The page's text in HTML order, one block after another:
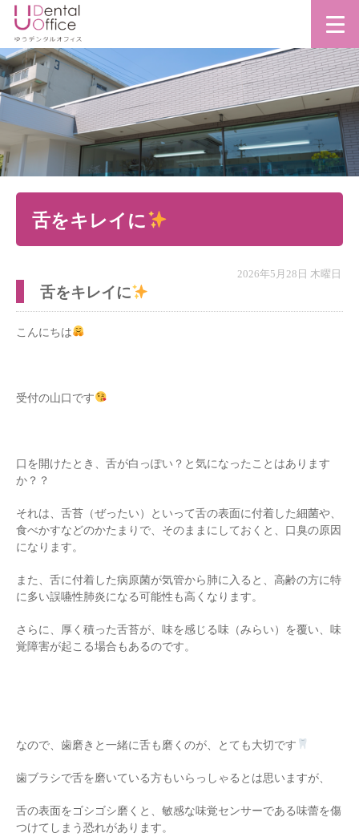
舌をキレイに
2026年5月28日 木曜日
舌をキレイに
こんにちは
受付の山口です
口を開けたとき、舌が白っぽい？と気になったことはあります
か？？
それは、舌苔（ぜったい）といって舌の表面に付着した細菌や、
食べかすなどのかたまりで、そのままにしておくと、口臭の原因
になります。
また、舌に付着した病原菌が気管から肺に入ると、高齢の方に特
に多い誤嚥性肺炎になる可能性も高くなります。
さらに、厚く積った舌苔が、味を感じる味（みらい）を覆い、味
覚障害が起こる場合もあるのです。
なので、歯磨きと一緒に舌も磨くのが、とても大切です
歯ブラシで舌を磨いている方もいらっしゃるとは思いますが、
舌の表面をゴシゴシ磨くと、敏感な味覚センサーである味蕾を傷
つけてしまう恐れがあります。